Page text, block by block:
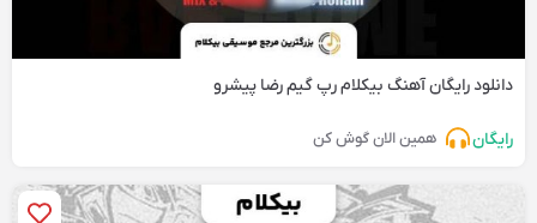
دانلود رایگان آهنگ‌ بیکلام رپ گیم رضا پیشرو
رایگان همین الان گوش کن